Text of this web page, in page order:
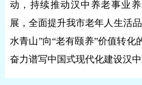
动，持续推动汉中养老事业
展，全面提升我市老年人生活
水青山”向“老有颐养”价值转化
奋力谱写中国式现代化建设汉中